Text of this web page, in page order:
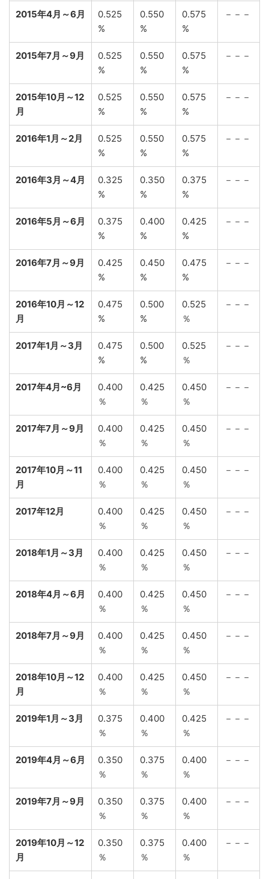
2015年4月～6月
0.525
%
0.550
%
0.575
%
－－－
2015年7月～9月
0.525
%
0.550
%
0.575
%
－－－
2015年10月～12
月
0.525
%
0.550
%
0.575
%
－－－
2016年1月～2月
0.525
%
0.550
%
0.575
%
－－－
2016年3月～4月
0.325
%
0.350
%
0.375
%
－－－
2016年5月～6月
0.375
%
0.400
%
0.425
%
－－－
2016年7月～9月
0.425
%
0.450
%
0.475
%
－－－
2016年10月～12
月
0.475
%
0.500
%
0.525
％
－－－
2017年1月～3月
0.475
%
0.500
%
0.525
％
－－－
2017年4月~6月
0.400
％
0.425
％
0.450
％
－－－
2017年7月～9月
0.400
％
0.425
％
0.450
％
－－－
2017年10月～11
月
0.400
％
0.425
％
0.450
％
－－－
2017年12月
0.400
％
0.425
％
0.450
％
－－－
2018年1月～3月
0.400
％
0.425
％
0.450
％
－－－
2018年4月～6月
0.400
％
0.425
％
0.450
％
－－－
2018年7月～9月
0.400
％
0.425
％
0.450
％
－－－
2018年10月～12
月
0.400
％
0.425
％
0.450
％
－－－
2019年1月～3月
0.375
％
0.400
％
0.425
％
－－－
2019年4月～6月
0.350
％
0.375
％
0.400
％
－－－
2019年7月～9月
0.350
％
0.375
％
0.400
％
－－－
2019年10月～12
月
0.350
％
0.375
％
0.400
％
－－－